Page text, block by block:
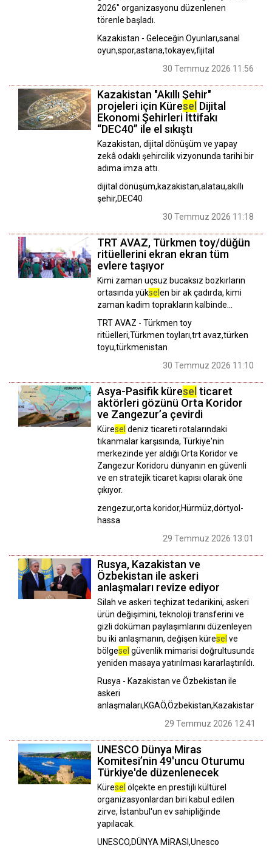
2026" organizasyonu düzenlenen
törenle başladı.
Kazakistan - Geleceğin Oyunları,sanal
oyun,spor,astana,tokayev,fijital
30 Temmuz 2026 11:56
Kazakistan "Akıllı Şehir"
projeleri için Küresel Dijital
Ekonomi Şehirleri İttifakı
“DEC40” ile el sıkıştı
Kazakistan, dijital dönüşüm ve yapay
zekâ odaklı şehircilik vizyonunda tarihi bir
adıma imza attı.
dijital dönüşüm,kazakistan,alatau,akıllı
şehir,DEC40
30 Temmuz 2026 11:18
TRT AVAZ, Türkmen toy/düğün
ritüellerini ekran ekran tüm
evlere taşıyor
​​​​​​​Kimi zaman uçsuz bucaksız bozkırların
ortasında yüksel en bir ak çadırda, kimi
zaman kadim toprakların kalbinde…
TRT AVAZ - Türkmen toy
ritüelleri,Türkmen toyları,trt avaz,türken
toyu,türkmenistan
30 Temmuz 2026 11:10
Asya-Pasifik küresel ticaret
aktörleri gözünü Orta Koridor
ve Zangezur’a çevirdi
Küresel deniz ticareti rotalarındaki
tıkanmalar karşısında, Türkiye'nin
merkezinde yer aldığı Orta Koridor ve
Zangezur Koridoru dünyanın en güvenli
ve en stratejik ticaret kapısı olarak öne
çıkıyor.
zengezur,orta koridor,Hürmüz,dörtyol-
hassa
29 Temmuz 2026 13:01
Rusya, Kazakistan ve
Özbekistan ile askeri
anlaşmaları revize ediyor
Silah ve askeri teçhizat tedarikini, askeri
ürün değişimini, teknoloji transferini ve
gizli doküman paylaşımlarını düzenleyen
bu iki anlaşmanın, değişen küresel ve
bölgesel güvenlik mimarisi doğrultusunda
yeniden masaya yatırılması kararlaştırıldı.
Rusya - Kazakistan ve Özbekistan ile
askeri
anlaşmaları,KGAÖ,Özbekistan,Kazakistan
29 Temmuz 2026 12:41
UNESCO Dünya Miras
Komitesi’nin 49'uncu Oturumu
Türkiye'de düzenlenecek
Küresel ölçekte en prestijli kültürel
organizasyonlardan biri kabul edilen
zirve, İstanbul'un ev sahipliğinde
yapılacak.
UNESCO,DÜNYA MİRASI,Unesco